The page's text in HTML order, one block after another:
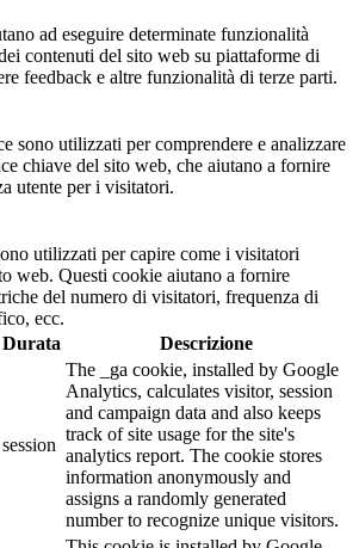
ad eseguire determinate funzionalità
contenuti del sito web su piattaforme di
feedback e altre funzionalità di terze parti.
sono utilizzati per comprendere e analizzare
chiave del sito web, che aiutano a fornire
utente per i visitatori.
utilizzati per capire come i visitatori
web. Questi cookie aiutano a fornire
del numero di visitatori, frequenza di
ecc.
Durata Descrizione
session
The _ga cookie, installed by Google
Analytics, calculates visitor, session
and campaign data and also keeps
track of site usage for the site's
analytics report. The cookie stores
information anonymously and
assigns a randomly generated
number to recognize unique visitors.